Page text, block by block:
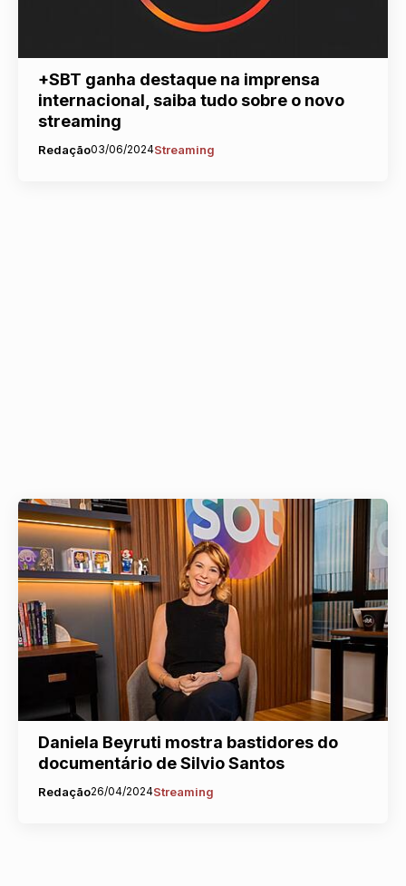
+SBT ganha destaque na imprensa
internacional, saiba tudo sobre o novo
streaming
Redação03/06/2024Streaming
Daniela Beyruti mostra bastidores do
documentário de Silvio Santos
Redação26/04/2024Streaming